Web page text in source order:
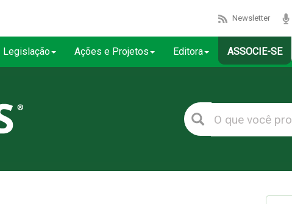
Newsletter
Legislação Ações e Projetos Editora ASSOCIE-SE